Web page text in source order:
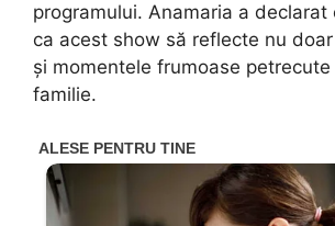
programului. Anamaria a declarat
ca acest show să reflecte nu
și momentele frumoase
familie.